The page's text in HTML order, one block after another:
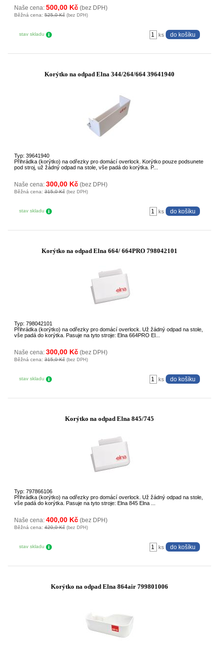
Naše cena: 500,00 Kč (bez DPH)
Běžná cena: 525,0 Kč (bez DPH)
stav skladu ks
Korýtko na odpad Elna 344/264/664 39641940
Typ: 39641940
Přihrádka (korýtko) na odřezky pro domácí overlock. Korýtko pouze podsunete
pod stroj, už žádný odpad na stole, vše padá do korýtka. P...
Naše cena: 300,00 Kč (bez DPH)
Běžná cena: 315,0 Kč (bez DPH)
stav skladu ks
Korýtko na odpad Elna 664/ 664PRO 798042101
Typ: 798042101
Přihrádka (korýtko) na odřezky pro domácí overlock. Už žádný odpad na stole,
vše padá do korýtka. Pasuje na tyto stroje: Elna 664PRO El...
Naše cena: 300,00 Kč (bez DPH)
Běžná cena: 315,0 Kč (bez DPH)
stav skladu ks
Korýtko na odpad Elna 845/745
Typ: 797866106
Přihrádka (korýtko) na odřezky pro domácí overlock. Už žádný odpad na stole,
vše padá do korýtka. Pasuje na tyto stroje: Elna 845 Elna ...
Naše cena: 400,00 Kč (bez DPH)
Běžná cena: 420,0 Kč (bez DPH)
stav skladu ks
Korýtko na odpad Elna 864air 799801006